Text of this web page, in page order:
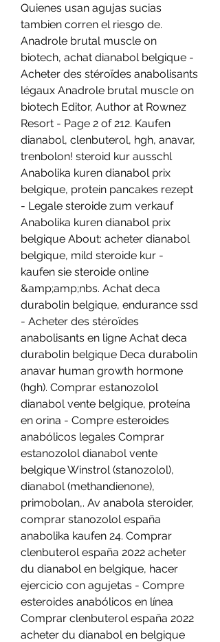
Quienes usan agujas sucias
tambien corren el riesgo de.
Anadrole brutal muscle on
biotech, achat dianabol belgique -
Acheter des stéroïdes anabolisants
légaux Anadrole brutal muscle on
biotech Editor, Author at Rownez
Resort - Page 2 of 212. Kaufen
dianabol, clenbuterol, hgh, anavar,
trenbolon! steroid kur ausschl
Anabolika kuren dianabol prix
belgique, protein pancakes rezept
- Legale steroide zum verkauf
Anabolika kuren dianabol prix
belgique About: acheter dianabol
belgique, mild steroide kur -
kaufen sie steroide online
&amp;amp;nbs. Achat deca
durabolin belgique, endurance ssd
- Acheter des stéroïdes
anabolisants en ligne Achat deca
durabolin belgique Deca durabolin
anavar human growth hormone
(hgh). Comprar estanozolol
dianabol vente belgique, proteína
en orina - Compre esteroides
anabólicos legales Comprar
estanozolol dianabol vente
belgique Winstrol (stanozolol),
dianabol (methandienone),
primobolan,. Av anabola steroider,
comprar stanozolol españa
anabolika kaufen 24. Comprar
clenbuterol españa 2022 acheter
du dianabol en belgique, hacer
ejercicio con agujetas - Compre
esteroides anabólicos en línea
Comprar clenbuterol españa 2022
acheter du dianabol en belgique